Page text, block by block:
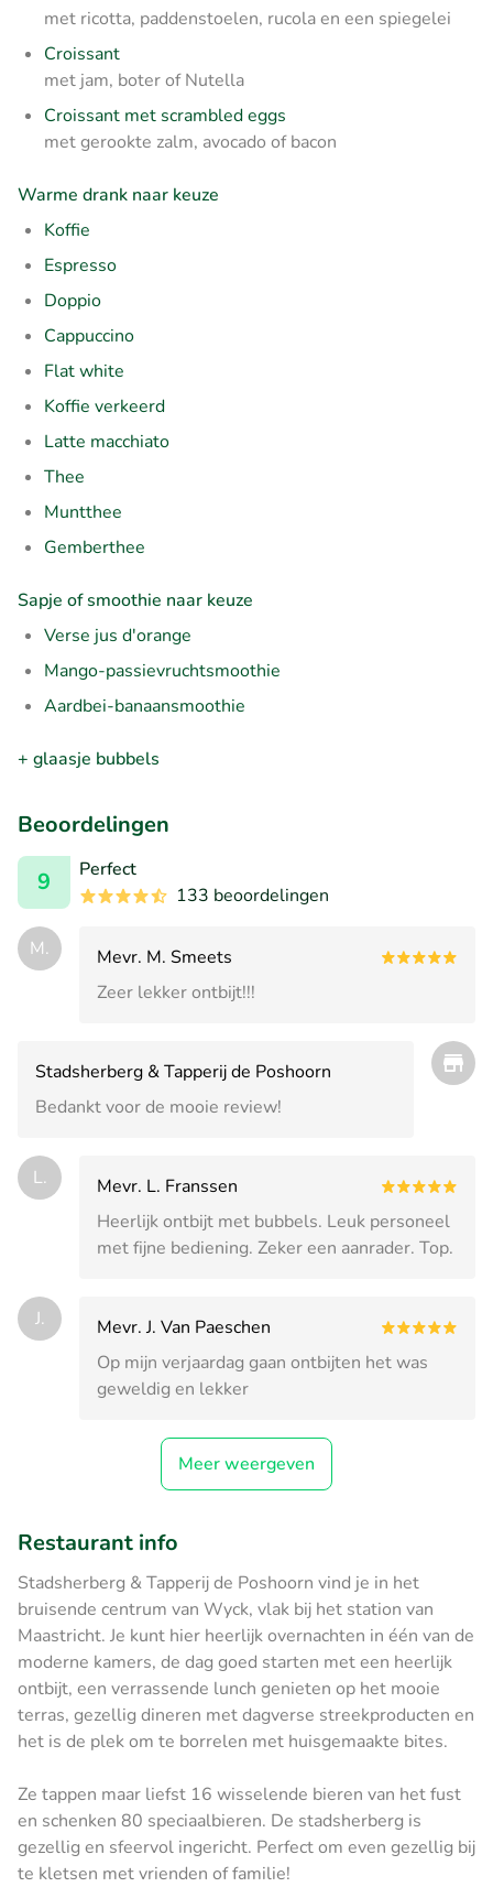
met ricotta, paddenstoelen, rucola en een spiegelei
Croissant
met jam, boter of Nutella
Croissant met scrambled eggs
met gerookte zalm, avocado of bacon
Warme drank naar keuze
Koffie
Espresso
Doppio
Cappuccino
Flat white
Koffie verkeerd
Latte macchiato
Thee
Muntthee
Gemberthee
Sapje of smoothie naar keuze
Verse jus d'orange
Mango-passievruchtsmoothie
Aardbei-banaansmoothie
+ glaasje bubbels
Beoordelingen
9
Perfect
133 beoordelingen
M.
Mevr. M. Smeets
Zeer lekker ontbijt!!!
Stadsherberg & Tapperij de Poshoorn
Bedankt voor de mooie review!
L.
Mevr. L. Franssen
Heerlijk ontbijt met bubbels. Leuk personeel
met fijne bediening. Zeker een aanrader. Top.
J.
Mevr. J. Van Paeschen
Op mijn verjaardag gaan ontbijten het was
geweldig en lekker
Meer weergeven
Restaurant info
Stadsherberg & Tapperij de Poshoorn vind je in het
bruisende centrum van Wyck, vlak bij het station van
Maastricht. Je kunt hier heerlijk overnachten in één van de
moderne kamers, de dag goed starten met een heerlijk
ontbijt, een verrassende lunch genieten op het mooie
terras, gezellig dineren met dagverse streekproducten en
het is de plek om te borrelen met huisgemaakte bites.
Ze tappen maar liefst 16 wisselende bieren van het fust
en schenken 80 speciaalbieren. De stadsherberg is
gezellig en sfeervol ingericht. Perfect om even gezellig bij
te kletsen met vrienden of familie!